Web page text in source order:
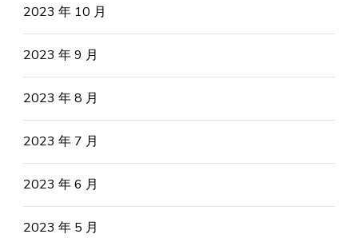
2023 年 10 月
2023 年 9 月
2023 年 8 月
2023 年 7 月
2023 年 6 月
2023 年 5 月